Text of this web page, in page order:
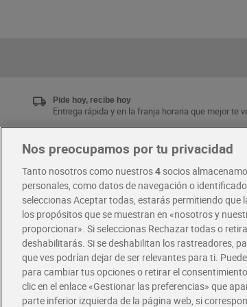
Pide hoy, recibe hoy
Entrega rápida y en la franja horaria que mejor te
Disfruta las ventajas y ofertas exclusivas.
Descárgate la APP Dia
RECETAS · COMER MEJOR
Nos preocupamos por tu privacidad
Tanto nosotros como nuestros4socios
personales, como datos de navegación o
seleccionas Aceptar todas, estarás permitiendo que
los propósitos que se muestran en «nosotros y
proporcionar». Si seleccionas Rechazar todas o
deshabilitarás. Si se deshabilitan los rastreadores,
que ves podrían dejar de ser relevantes para ti.
para cambiar tus opciones o retirar el
clic en el enlace «Gestionar las preferencias» que
parte inferior izquierda de la página web, si